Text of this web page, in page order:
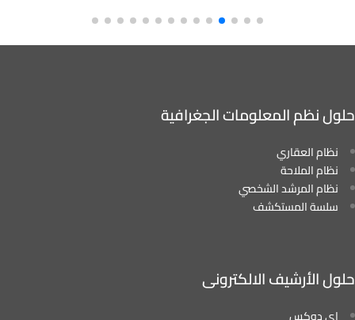
حلول نظم المعلومات الجغرافية
نظام العقاري
نظام الملاحة
نظام المرشد الشخصي
سلسة المستكشف
حلول الأرشيف الالكترونى